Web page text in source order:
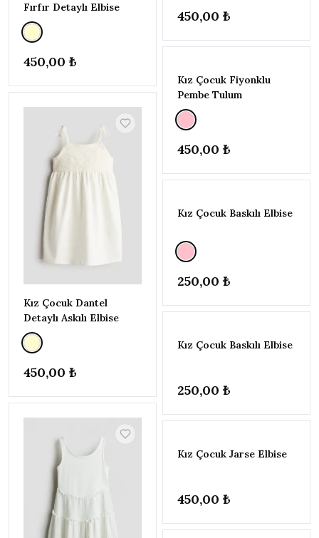
Haki
Kahverengi
Krem
Lacivert
Siyah
Yeşil
BEDEN
18-24
(86-
YAŞ
(92-
98
CM)
3-4
YAŞ
104CM)
YAŞ
110CM)
YAŞ
(110-
116CM)
Fırfır Detaylı Elbise
450,00 ₺
Kız Çocuk Dantel
Detaylı Askılı Elbise
450,00 ₺
450,00 ₺
Kız Çocuk Fiyonklu
Pembe Tulum
450,00 ₺
Kız Çocuk Baskılı Elbise
250,00 ₺
Kız Çocuk Baskılı Elbise
250,00 ₺
Kız Çocuk Jarse Elbise
450,00 ₺